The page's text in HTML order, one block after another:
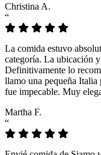
Christina A.
“
La comida estuvo
categoría. La ubicación
Definitivamente lo
llamo una pequeña Italia
fue impecable. Muy
Martha F.
“